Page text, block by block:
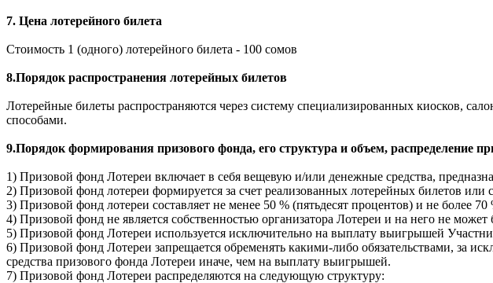
7. Цена лотерейного билета
Стоимость 1 (одного) лотерейного билета - 100 сомов
8.Порядок распространения лотерейных билетов
Лотерейные билеты распространяются через систему специализированных киосков,
способами.
9.Порядок формирования призового фонда, его структура и объем, распределение
1) Призовой фонд Лотереи включает в себя вещевую и/или денежные средства,
2) Призовой фонд лотереи формируется за счет реализованных лотерейных билетов или
3) Призовой фонд лотереи составляет не менее 50 % (пятьдесят процентов) и не более
4) Призовой фонд не является собственностью организатора Лотереи и на него не
5) Призовой фонд Лотереи используется исключительно на выплату выигрышей
6) Призовой фонд Лотереи запрещается обременять какими-либо обязательствами, за
средства призового фонда Лотереи иначе, чем на выплату выигрышей.
7) Призовой фонд Лотереи распределяются на следующую структуру: